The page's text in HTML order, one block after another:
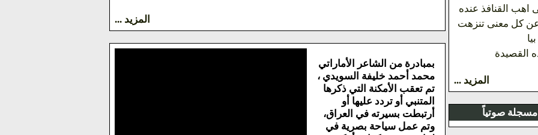
اهب القنافذ عنده
كل معنى تنزهت
القصيدة
المزيد ...
صوتياً
المزيد ...
بمبادرة من الشاعر الأماراتي
محمد أحمد خليفة السويدي ،
تم تعقب الأمكنة التي ذكرها
المتنبي أو تردد عليها أو
أرتبطت بسيرته في العراق،
وتم عمل سياحة بصرية في